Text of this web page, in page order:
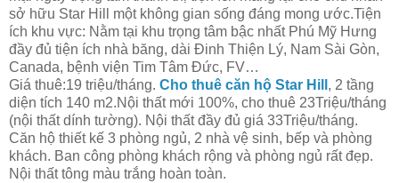
sở hữu Star Hill một không gian sống đáng mong ước.Tiện
ích khu vực: Nằm tại khu trọng tâm bậc nhất Phú Mỹ Hưng
đầy đủ tiện ích nhà băng, dài Đinh Thiện Lý, Nam Sài Gòn,
Canada, bệnh viện Tim Tâm Đức, FV…
Giá thuê:19 triệu/tháng. Cho thuê căn hộ Star Hill , 2 tầng
diện tích 140 m2.Nội thất mới 100%, cho thuê 23Triệu/tháng
(nội thất dính tường). Nội thất đầy đủ giá 33Triệu/tháng.
Căn hộ thiết kế 3 phòng ngủ, 2 nhà vệ sinh, bếp và phòng
khách. Ban công phòng khách rộng và phòng ngủ rất đẹp.
Nội thất tông màu trắng hoàn toàn.